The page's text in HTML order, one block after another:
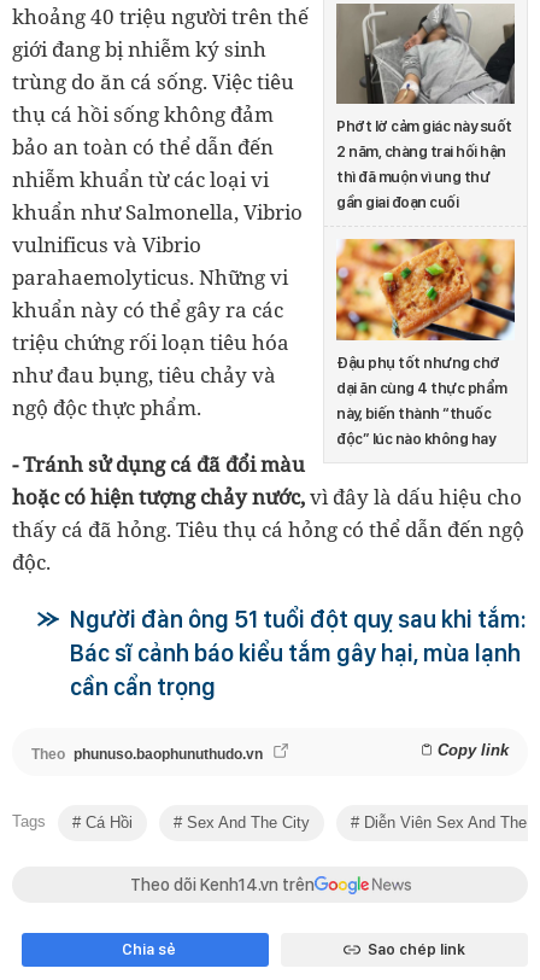
Phớt lờ cảm giác này suốt
2 năm, chàng trai hối hận
thì đã muộn vì ung thư
gần giai đoạn cuối
Đậu phụ tốt nhưng chớ
dại ăn cùng 4 thực phẩm
này, biến thành “thuốc
độc” lúc nào không hay
khoảng 40 triệu người trên thế
giới đang bị nhiễm ký sinh
trùng do ăn cá sống. Việc tiêu
thụ cá hồi sống không đảm
bảo an toàn có thể dẫn đến
nhiễm khuẩn từ các loại vi
khuẩn như Salmonella, Vibrio
vulnificus và Vibrio
parahaemolyticus. Những vi
khuẩn này có thể gây ra các
triệu chứng rối loạn tiêu hóa
như đau bụng, tiêu chảy và
ngộ độc thực phẩm.
- Tránh sử dụng cá đã đổi màu
hoặc có hiện tượng chảy nước,vì đây là dấu hiệu cho
thấy cá đã hỏng. Tiêu thụ cá hỏng có thể dẫn đến ngộ
độc.
Người đàn ông 51 tuổi đột quỵ sau khi tắm:
Bác sĩ cảnh báo kiểu tắm gây hại, mùa lạnh
cần cẩn trọng
Theo phunuso.baophunuthudo.vn Copy link
Tags Cá Hồi Sex And The City Diễn Viên Sex And The
Theo dõi Kenh14.vn trên
Chia sẻ Sao chép link